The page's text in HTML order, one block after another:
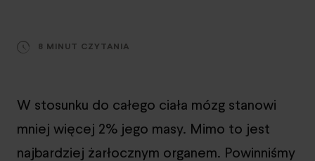
8 MINUT CZYTANIA
W stosunku do całego ciała mózg stanowi
mniej więcej 2% jego masy. Mimo to jest
najbardziej żarłocznym organem. Powinniśmy